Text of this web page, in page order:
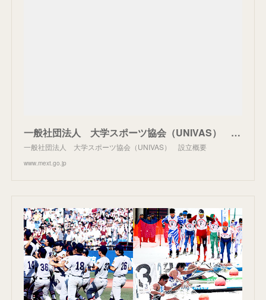
一般社団法人 大学スポーツ協会（UNIVAS） 設立概要：スポーツ庁
一般社団法人 大学スポーツ協会（UNIVAS） 設立概要
www.mext.go.jp